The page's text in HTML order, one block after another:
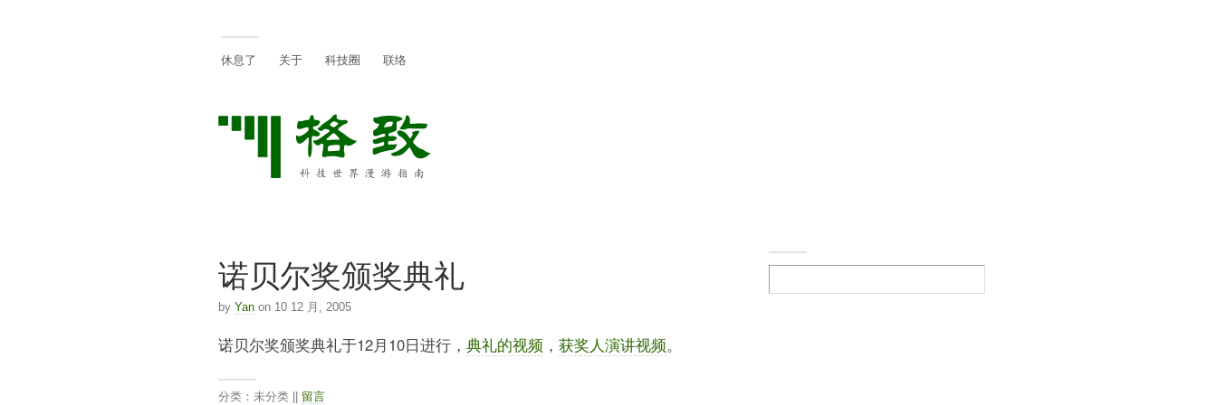
休息了 关于 科技圈 联络
诺贝尔奖颁奖典礼
by Yanon 10 12 月, 2005
诺贝尔奖颁奖典礼于12月10日进行， 典礼的视频 ， 获奖人演讲视频。
分类：未分类 || 留言